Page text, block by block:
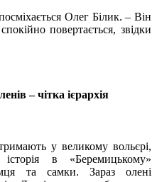
Олег Білик. – Він
повертається, звідки
– чітка ієрархія
у великому вольєрі,
в «Беремицькому»
та самки. Зараз олені